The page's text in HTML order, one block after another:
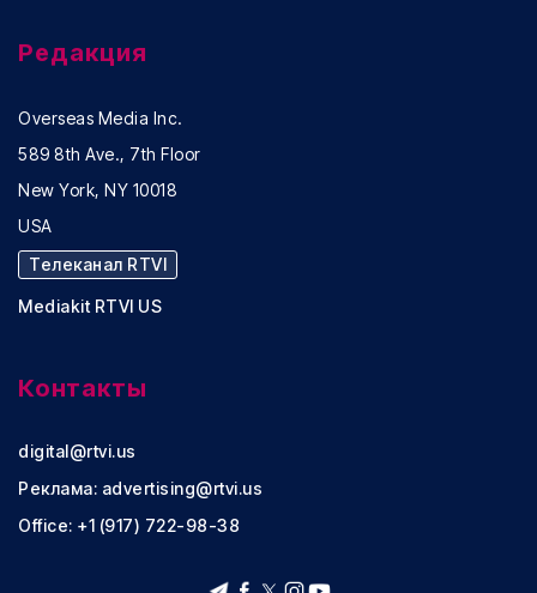
Редакция
Overseas Media Inc.
589 8th Ave., 7th Floor
New York, NY 10018
USA
Телеканал RTVI
Mediakit RTVI US
Контакты
digital@rtvi.us
Реклама: advertising@rtvi.us
Office: +1 (917) 722-98-38